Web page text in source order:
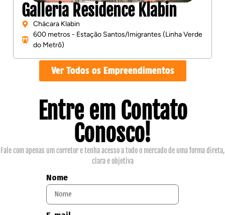
Galleria Residence Klabin
Chácara Klabin
600 metros - Estação Santos/Imigrantes (Linha Verde
do Metrô)
Ver Todos os Empreendimentos
Entre em Contato
Conosco!
Fale com apenas um corretor e tenha acesso a todo o mercado de uma forma direta,
clara e objetiva
Nome